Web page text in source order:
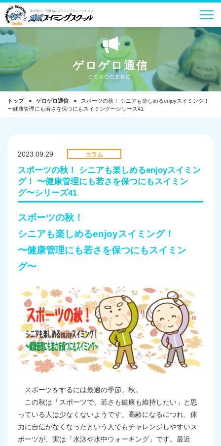
ゲロゲロ通信
GEROGERO
トップ ゲロゲロ通信
スポーツの秋！ シニアも楽しめるenjoyスイミング！
〜健康管理にも若さを保つにもスイミング〜シリーズ41
2023.09.29 コラム
スポーツの秋！ シニアも楽しめるenjoyスイミン
グ！ 〜健康管理にも若さを保つにもスイミン
グ〜シリーズ41
スポーツの秋！
シニアも楽しめるenjoyスイミング！
〜健康管理にも若さを保つにもスイミン
グ〜
スポーツをするには最適の季節、秋。
この秋は「スポーツで、若さも健康も維持したい」と思
っている人は少なくないようです。高齢になるにつれ、体
力に自信がなくなったという人でもチャレンジしやすいス
ポーツが、実は「水泳や水中ウォーキング」です。最近